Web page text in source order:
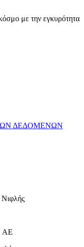
με την εγκυρότητα
ΔΕΔΟΜΕΝΩΝ
AE